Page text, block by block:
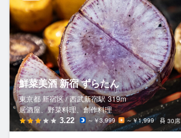
鮮菜美酒 新宿 ずらたん
東京都 新宿区 / 西武新宿駅 319m
居酒屋、野菜料理、創作料理
3.22 ～￥3,999 ～￥1,999 30席